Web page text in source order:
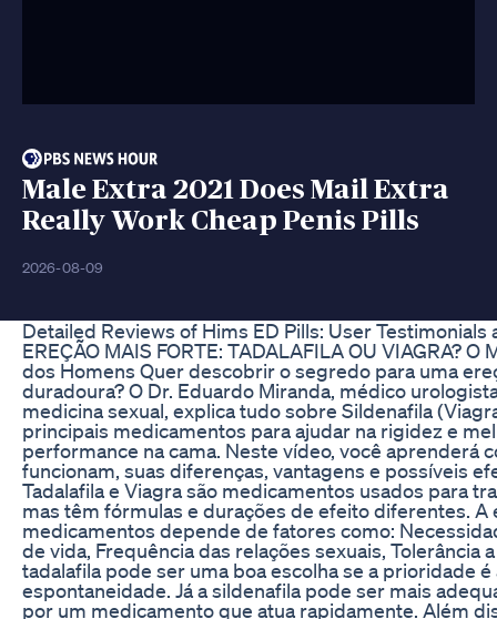
Male Extra 2021 Does Mail Extra
Really Work Cheap Penis Pills
2026-08-09
Detailed Reviews of Hims ED Pills: User Testimonials
EREÇÃO MAIS FORTE: TADALAFILA OU VIAGRA? O
dos Homens Quer descobrir o segredo para uma
duradoura? O Dr. Eduardo Miranda, médico
medicina sexual, explica tudo sobre Sildenafila
principais medicamentos para ajudar na rigidez e
performance na cama. Neste vídeo, você aprenderá
funcionam, suas diferenças, vantagens e possíveis
Tadalafila e Viagra são medicamentos usados para
mas têm fórmulas e durações de efeito diferentes. A
medicamentos depende de fatores como:
de vida, Frequência das relações sexuais, Tolerância
tadalafila pode ser uma boa escolha se a prioridade
espontaneidade. Já a sildenafila pode ser mais
por um medicamento que atua rapidamente. Além